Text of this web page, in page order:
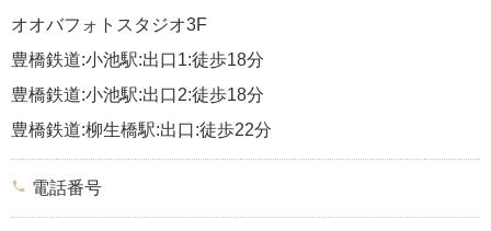
オオバフォトスタジオ3F
豊橋鉄道:小池駅:出口1:徒歩18分
豊橋鉄道:小池駅:出口2:徒歩18分
豊橋鉄道:柳生橋駅:出口:徒歩22分
phone 電話番号